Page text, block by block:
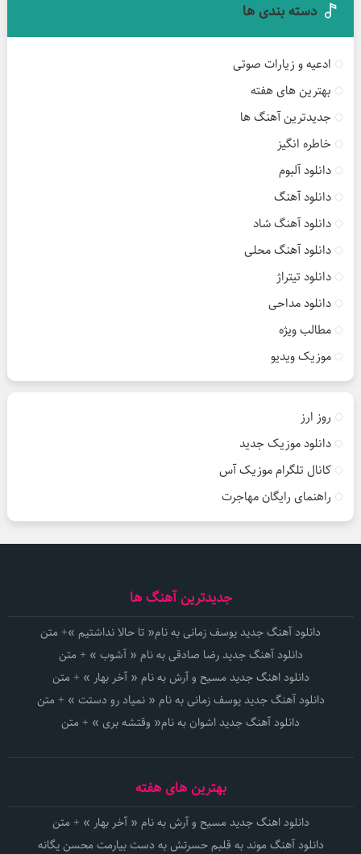
دسته بندی ها
ادعیه و زیارات صوتی
بهترین های هفته
جدیدترین آهنگ ها
خاطره انگیز
دانلود آلبوم
دانلود آهنگ
دانلود آهنگ شاد
دانلود آهنگ محلی
دانلود تیتراژ
دانلود مداحی
مطالب ویژه
موزیک ویدیو
روز ارز
دانلود موزیک جدید
کانال تلگرام موزیک آس
راهنمای رایگان مهاجرت
جدیدترین آهنگ ها
دانلود آهنگ جدید یوسف زمانی به نام« تا حالا نداشتیم »+ متن
دانلود آهنگ جدید رضا صادقی به نام « آشوب » + متن
دانلود اهنگ جدید مسیح و آرش به نام « آخر بهار » + متن
دانلود آهنگ جدید یوسف زمانی به نام « نمیاد رو دستت » + متن
دانلود آهنگ جدید اشوان به نام« وقتشه بری » + متن
بهترین های هفته
دانلود اهنگ جدید مسیح و آرش به نام « آخر بهار » + متن
دانلود آهنگ موند به قلبم حسرتش به دست بیارمت محسن یگانه